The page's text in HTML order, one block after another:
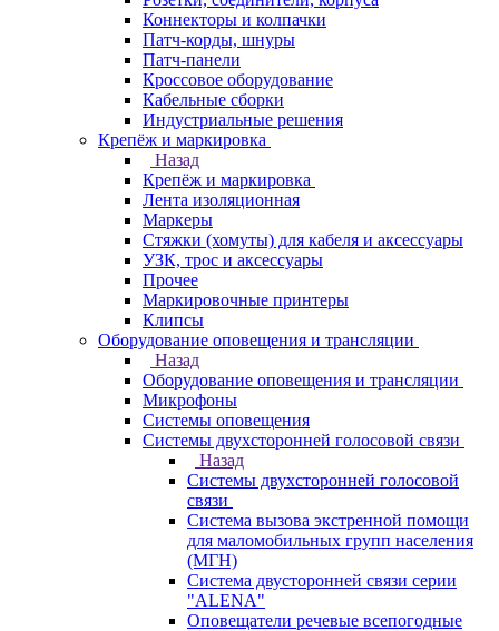
Коннекторы и колпачки
Патч-корды, шнуры
Патч-панели
Кроссовое оборудование
Кабельные сборки
Индустриальные решения
Крепёж и маркировка
Назад
Крепёж и маркировка
Лента изоляционная
Маркеры
Стяжки (хомуты) для кабеля и аксессуары
УЗК, трос и аксессуары
Прочее
Маркировочные принтеры
Клипсы
Оборудование оповещения и трансляции
Назад
Оборудование оповещения и трансляции
Микрофоны
Системы оповещения
Системы двухсторонней голосовой связи
Назад
Системы двухсторонней голосовой
связи
Система вызова экстренной помощи
для маломобильных групп населения
(МГН)
Система двусторонней связи серии
"ALENA"
Оповещатели речевые всепогодные